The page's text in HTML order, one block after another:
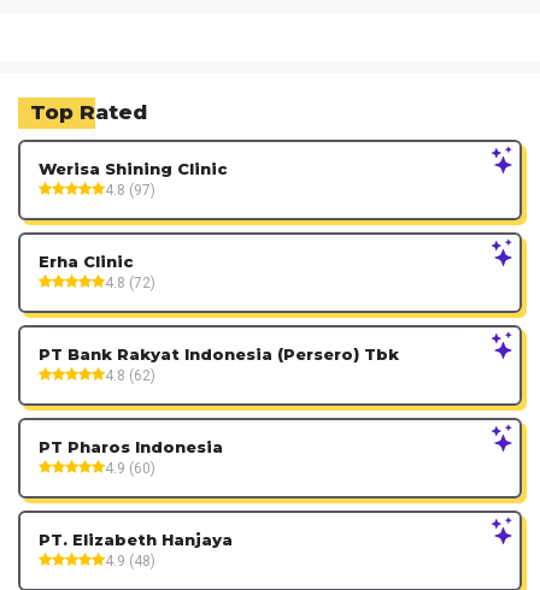
Top Rated
Werisa Shining Clinic
4.8 (97)
Erha Clinic
4.8 (72)
PT Bank Rakyat Indonesia (Persero) Tbk
4.8 (62)
PT Pharos Indonesia
4.9 (60)
PT. Elizabeth Hanjaya
4.9 (48)